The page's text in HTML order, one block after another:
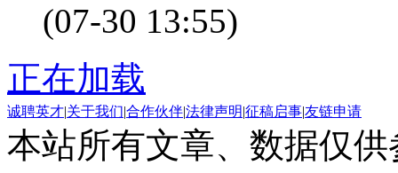
(07-30 13:55)
正在加载
诚聘英才|关于我们|合作伙伴|法律声明|征稿启事|友链申请
本站所有文章、数据仅